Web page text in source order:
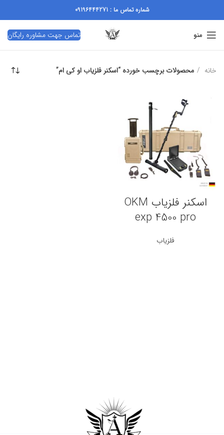
شماره تماس ما : 09196444271
منو تماس جهت مشاوره رایگان
خانه محصولات برچسب خورده “اسکنر فلزیاب او کی ام”
اسکنر فلزیاب OKM
exp 4500 pro
فلزیاب